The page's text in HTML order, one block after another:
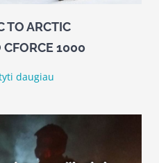
TO ARCTIC
CFORCE 1000
daugiau